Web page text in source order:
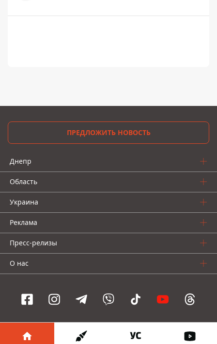
ПРЕДЛОЖИТЬ НОВОСТЬ
Днепр
Область
Украина
Реклама
Пресс-релизы
О нас
Информатор проекты